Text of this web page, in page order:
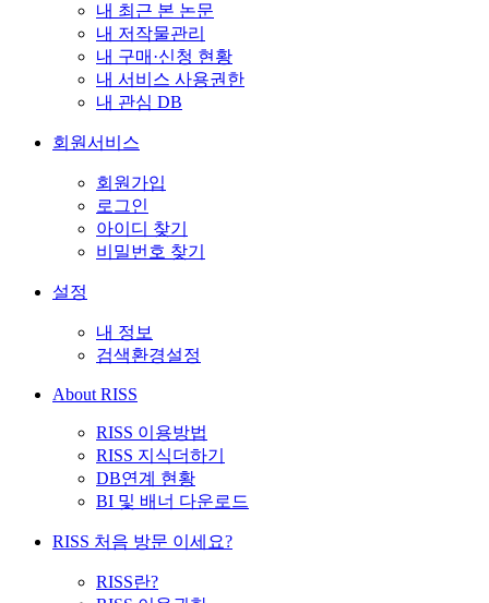
내 최근 본 논문
내 저작물관리
내 구매·신청 현황
내 서비스 사용권한
내 관심 DB
회원서비스
회원가입
로그인
아이디 찾기
비밀번호 찾기
설정
내 정보
검색환경설정
About RISS
RISS 이용방법
RISS 지식더하기
DB연계 현황
BI 및 배너 다운로드
RISS 처음 방문 이세요?
RISS란?